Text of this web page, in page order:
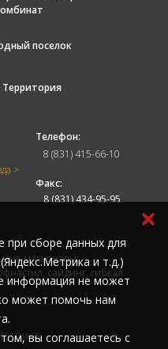
поселок
>
Телефон:
8 (831) 415-66-10
Факс:
8 (831) 434-95-95
материалы:
сайдинг, гибкая
при сборе данных для
и т.д.)
информация не может
может помочь нам
вы соглашаетесь с